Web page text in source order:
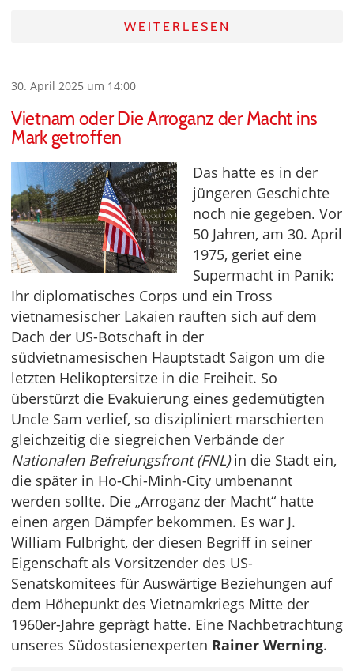
WEITERLESEN
30. April 2025 um 14:00
Vietnam oder Die Arroganz der Macht ins
Mark getroffen
Das hatte es in der
jüngeren Geschichte
noch nie gegeben. Vor
50 Jahren, am 30. April
1975, geriet eine
Supermacht in Panik:
Ihr diplomatisches Corps und ein Tross
vietnamesischer Lakaien rauften sich auf dem
Dach der US-Botschaft in der
südvietnamesischen Hauptstadt Saigon um die
letzten Helikoptersitze in die Freiheit. So
überstürzt die Evakuierung eines gedemütigten
Uncle Sam verlief, so diszipliniert marschierten
gleichzeitig die siegreichen Verbände der
Nationalen Befreiungsfront (FNL)in die Stadt ein,
die später in Ho-Chi-Minh-City umbenannt
werden sollte. Die „Arroganz der Macht“ hatte
einen argen Dämpfer bekommen. Es war J.
William Fulbright, der diesen Begriff in seiner
Eigenschaft als Vorsitzender des US-
Senatskomitees für Auswärtige Beziehungen auf
dem Höhepunkt des Vietnamkriegs Mitte der
1960er-Jahre geprägt hatte. Eine Nachbetrachtung
unseres Südostasienexperten Rainer Werning.